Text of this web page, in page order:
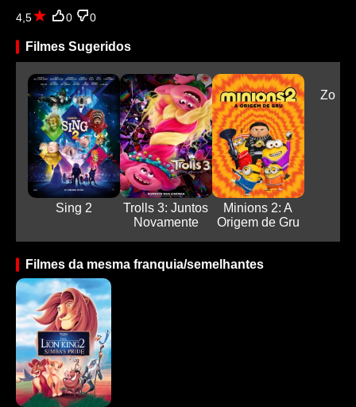
4,5 0 0
Filmes Sugeridos
Sing 2
Trolls 3: Juntos
Novamente
Minions 2: A
Origem de Gru
Filmes da mesma franquia/semelhantes